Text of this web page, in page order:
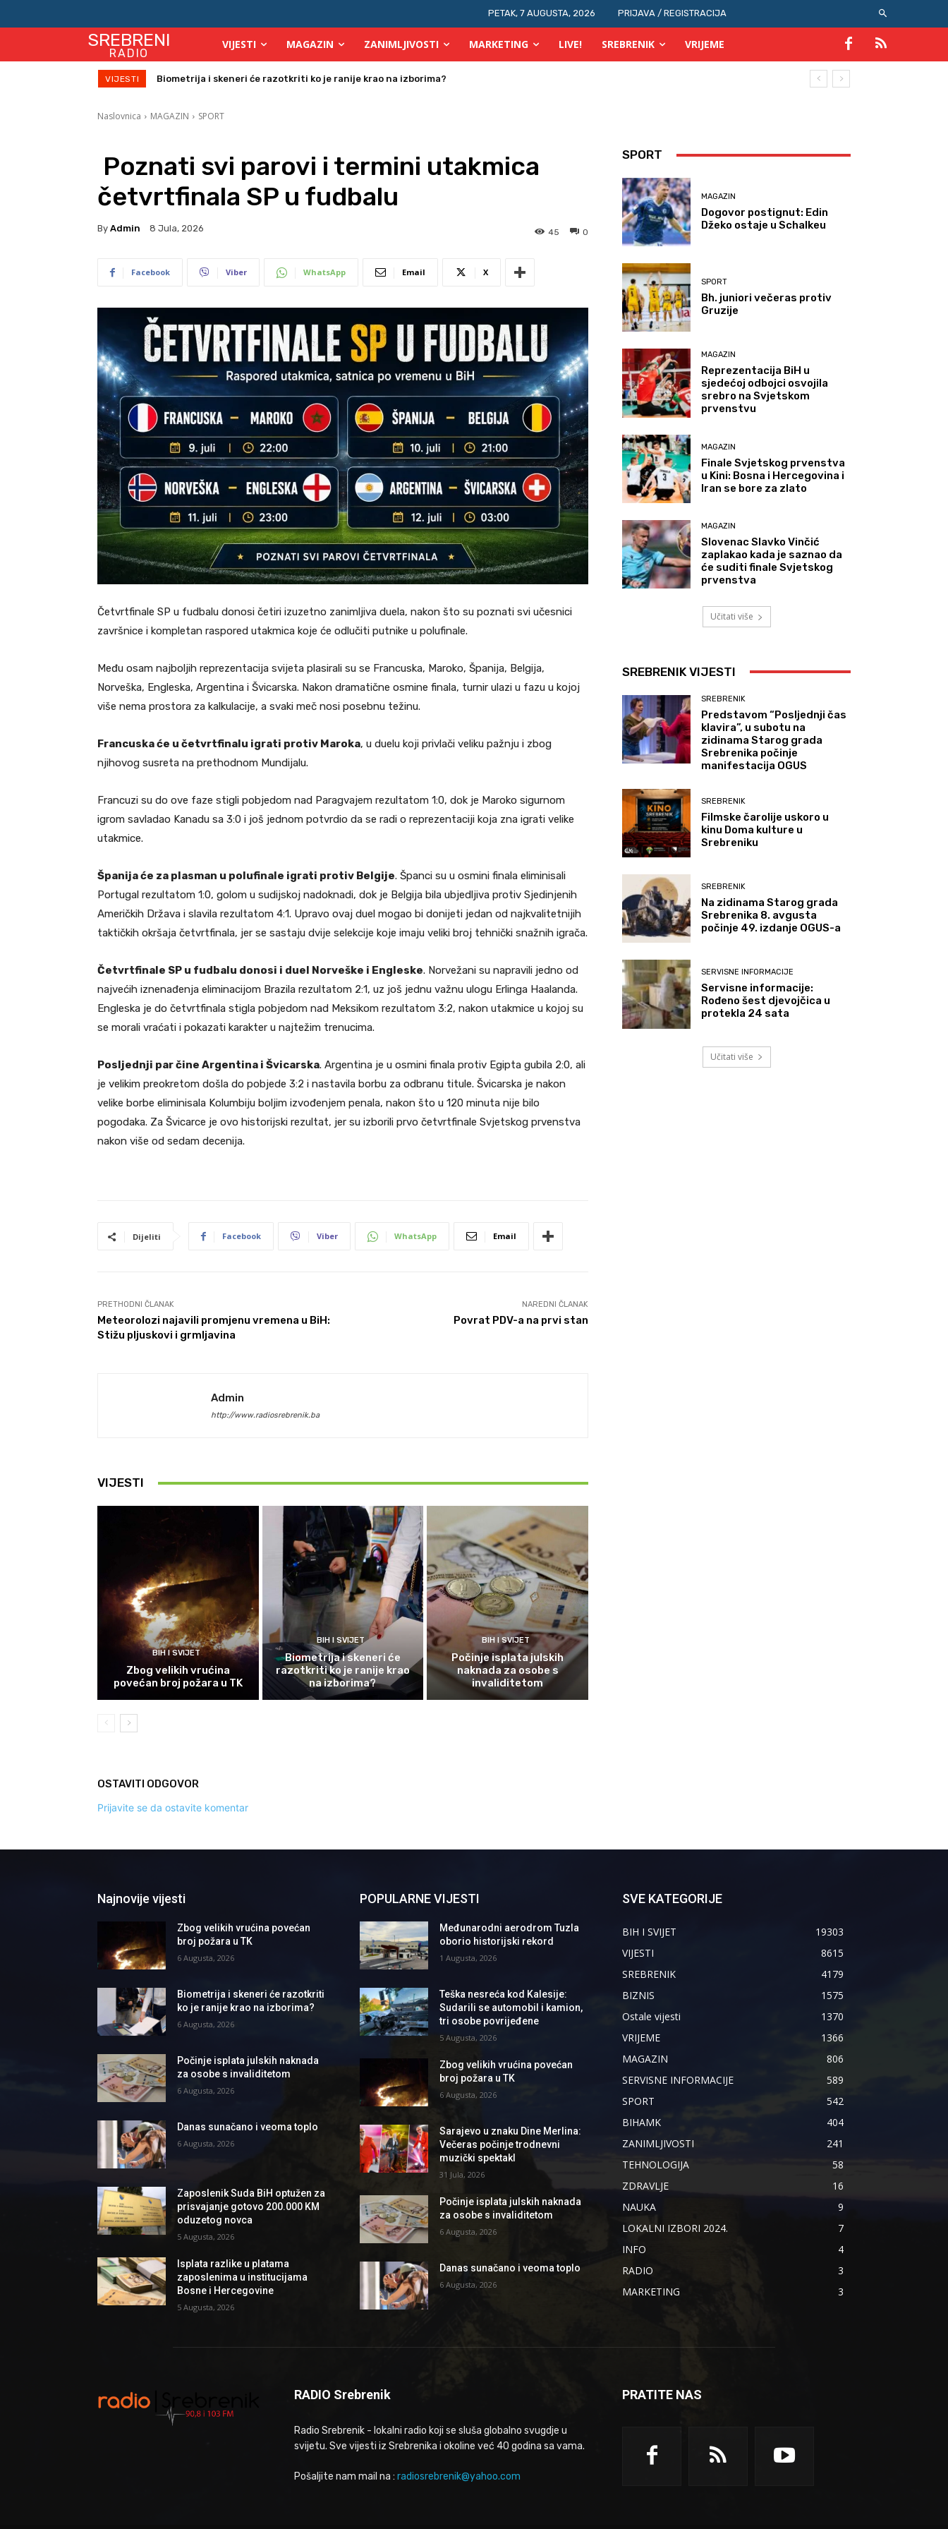
PETAK, 7 AUGUSTA, 2026 PRIJAVA / REGISTRACIJA
SREBRENI
RADIO
VIJESTI MAGAZIN ZANIMLJIVOSTI MARKETING LIVE! SREBRENIK VRIJEME
VIJESTI Biometrija i skeneri će razotkriti ko je ranije krao na izborima?
Počinje isplata julskih naknada za osobe s invaliditetom
Naslovnica MAGAZIN SPORT
Poznati svi parovi i termini utakmica
četvrtfinala SP u fudbalu
By Admin 8 Jula, 2026 0
45
Facebook Viber WhatsApp Email X
Četvrtfinale SP u fudbalu donosi četiri izuzetno zanimljiva duela, nakon što su poznati svi učesnici
završnice i kompletan raspored utakmica koje će odlučiti putnike u polufinale.
Među osam najboljih reprezentacija svijeta plasirali su se Francuska, Maroko, Španija, Belgija,
Norveška, Engleska, Argentina i Švicarska. Nakon dramatične osmine finala, turnir ulazi u fazu u kojoj
više nema prostora za kalkulacije, a svaki meč nosi posebnu težinu.
Francuska će u četvrtfinalu igrati protiv Maroka, u duelu koji privlači veliku pažnju i zbog
njihovog susreta na prethodnom Mundijalu.
Francuzi su do ove faze stigli pobjedom nad Paragvajem rezultatom 1:0, dok je Maroko sigurnom
igrom savladao Kanadu sa 3:0 i još jednom potvrdio da se radi o reprezentaciji koja zna igrati velike
utakmice.
Španija će za plasman u polufinale igrati protiv Belgije. Španci su u osmini finala eliminisali
Portugal rezultatom 1:0, golom u sudijskoj nadoknadi, dok je Belgija bila ubjedljiva protiv Sjedinjenih
Američkih Država i slavila rezultatom 4:1. Upravo ovaj duel mogao bi donijeti jedan od najkvalitetnijih
taktičkih okršaja četvrtfinala, jer se sastaju dvije selekcije koje imaju veliki broj tehnički snažnih igrača.
Četvrtfinale SP u fudbalu donosi i duel Norveške i Engleske. Norvežani su napravili jedno od
najvećih iznenađenja eliminacijom Brazila rezultatom 2:1, uz još jednu važnu ulogu Erlinga Haalanda.
Engleska je do četvrtfinala stigla pobjedom nad Meksikom rezultatom 3:2, nakon utakmice u kojoj su
se morali vraćati i pokazati karakter u najtežim trenucima.
Posljednji par čine Argentina i Švicarska. Argentina je u osmini finala protiv Egipta gubila 2:0, ali
je velikim preokretom došla do pobjede 3:2 i nastavila borbu za odbranu titule. Švicarska je nakon
velike borbe eliminisala Kolumbiju boljim izvođenjem penala, nakon što u 120 minuta nije bilo
pogodaka. Za Švicarce je ovo historijski rezultat, jer su izborili prvo četvrtfinale Svjetskog prvenstva
nakon više od sedam decenija.
Dijeliti Facebook Viber WhatsApp Email
PRETHODNI ČLANAK
Meteorolozi najavili promjenu vremena u BiH:
Stižu pljuskovi i grmljavina
NAREDNI ČLANAK
Povrat PDV-a na prvi stan
Admin
http://www.radiosrebrenik.ba
VIJESTI
BIH I SVIJET
Zbog velikih vrućina
povećan broj požara u TK
BIH I SVIJET
Biometrija i skeneri će
razotkriti ko je ranije krao
na izborima?
BIH I SVIJET
Počinje isplata julskih
naknada za osobe s
invaliditetom
OSTAVITI ODGOVOR
Prijavite se da ostavite komentar
SPORT
MAGAZIN
Dogovor postignut: Edin
Džeko ostaje u Schalkeu
SPORT
Bh. juniori večeras protiv
Gruzije
MAGAZIN
Reprezentacija BiH u
sjedećoj odbojci osvojila
srebro na Svjetskom
prvenstvu
MAGAZIN
Finale Svjetskog prvenstva
u Kini: Bosna i Hercegovina i
Iran se bore za zlato
MAGAZIN
Slovenac Slavko Vinčić
zaplakao kada je saznao da
će suditi finale Svjetskog
prvenstva
Učitati više
SREBRENIK VIJESTI
SREBRENIK
Predstavom “Posljednji čas
klavira”, u subotu na
zidinama Starog grada
Srebrenika počinje
manifestacija OGUS
SREBRENIK
Filmske čarolije uskoro u
kinu Doma kulture u
Srebreniku
SREBRENIK
Na zidinama Starog grada
Srebrenika 8. avgusta
počinje 49. izdanje OGUS-a
SERVISNE INFORMACIJE
Servisne informacije:
Rođeno šest djevojčica u
protekla 24 sata
Učitati više
Najnovije vijesti
Zbog velikih vrućina povećan
broj požara u TK
6 Augusta, 2026
Biometrija i skeneri će razotkriti
ko je ranije krao na izborima?
6 Augusta, 2026
Počinje isplata julskih naknada
za osobe s invaliditetom
6 Augusta, 2026
Danas sunačano i veoma toplo
6 Augusta, 2026
Zaposlenik Suda BiH optužen za
prisvajanje gotovo 200.000 KM
oduzetog novca
5 Augusta, 2026
Isplata razlike u platama
zaposlenima u institucijama
Bosne i Hercegovine
5 Augusta, 2026
POPULARNE VIJESTI
Međunarodni aerodrom Tuzla
oborio historijski rekord
1 Augusta, 2026
Teška nesreća kod Kalesije:
Sudarili se automobil i kamion,
tri osobe povrijeđene
5 Augusta, 2026
Zbog velikih vrućina povećan
broj požara u TK
6 Augusta, 2026
Sarajevo u znaku Dine Merlina:
Večeras počinje trodnevni
muzički spektakl
31 Jula, 2026
Počinje isplata julskih naknada
za osobe s invaliditetom
6 Augusta, 2026
Danas sunačano i veoma toplo
6 Augusta, 2026
SVE KATEGORIJE
BIH I SVIJET
19303
VIJESTI
8615
SREBRENIK
4179
BIZNIS
1575
Ostale vijesti
1370
VRIJEME
1366
MAGAZIN
806
SERVISNE INFORMACIJE
589
SPORT
542
BIHAMK
404
ZANIMLJIVOSTI
241
TEHNOLOGIJA
58
ZDRAVLJE
16
NAUKA
9
LOKALNI IZBORI 2024.
7
INFO
4
RADIO
3
MARKETING
3
RADIO Srebrenik
Radio Srebrenik - lokalni radio koji se sluša globalno svugdje u
svijetu. Sve vijesti iz Srebrenika i okoline već 40 godina sa vama.
Pošaljite nam mail na : radiosrebrenik@yahoo.com
PRATITE NAS